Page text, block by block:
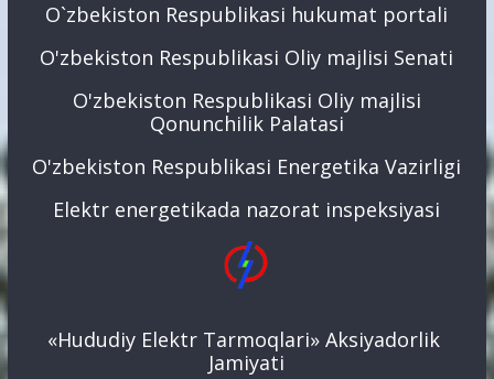
O`zbekiston Respublikasi hukumat portali
O'zbekiston Respublikasi Oliy majlisi Senati
O'zbekiston Respublikasi Oliy majlisi
Qonunchilik Palatasi
O'zbekiston Respublikasi Energetika Vazirligi
Elektr energetikada nazorat inspeksiyasi
«Hududiy Elektr Tarmoqlari» Aksiyadorlik
Jamiyati